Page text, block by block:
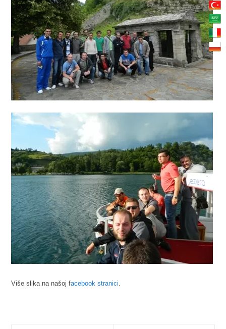
Više slika na našoj facebook stranici.